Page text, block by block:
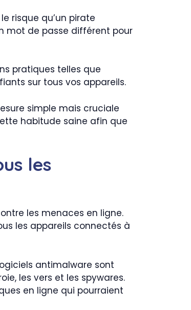
risque qu’un pirate
mot de passe différent pour
pratiques telles que
sur tous vos appareils.
simple mais cruciale
habitude saine afin que
les
les menaces en ligne.
les appareils connectés à
antimalware sont
les vers et les spywares.
en ligne qui pourraient